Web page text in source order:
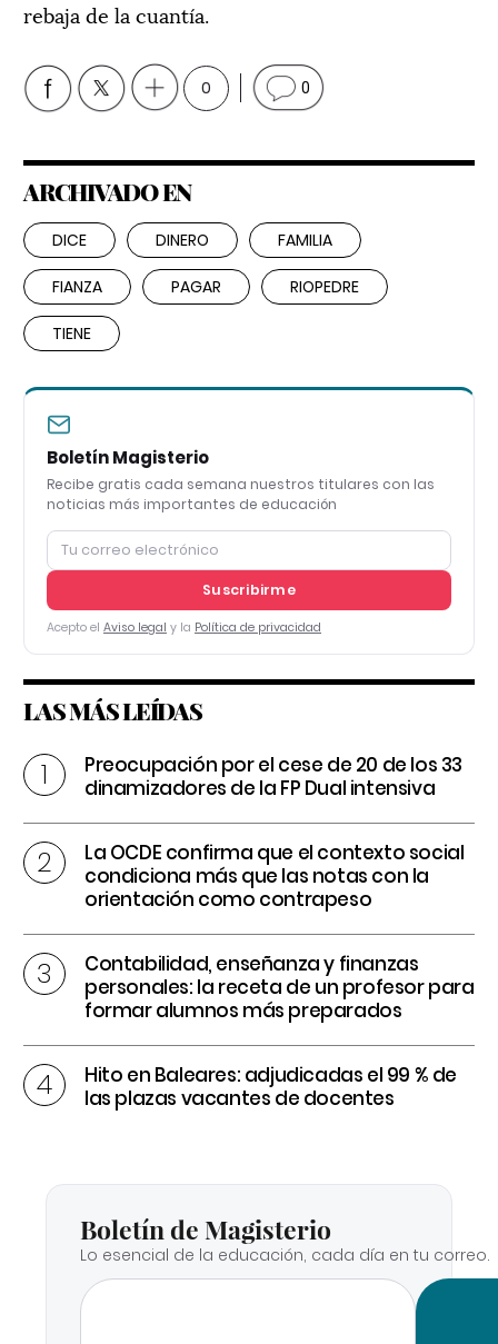
rebaja de la cuantía.
0 0
ARCHIVADO EN
DICE DINERO FAMILIA
FIANZA PAGAR RIOPEDRE
TIENE
Boletín Magisterio
Recibe gratis cada semana nuestros titulares con las
noticias más importantes de educación
Suscribirme
Acepto el Aviso legal y la Política de privacidad
LAS MÁS LEÍDAS
Preocupación por el cese de 20 de los 33
dinamizadores de la FP Dual intensiva
La OCDE confirma que el contexto social
condiciona más que las notas con la
orientación como contrapeso
Contabilidad, enseñanza y finanzas
personales: la receta de un profesor para
formar alumnos más preparados
Hito en Baleares: adjudicadas el 99 % de
las plazas vacantes de docentes
Boletín de Magisterio
Lo esencial de la educación, cada día en tu correo.